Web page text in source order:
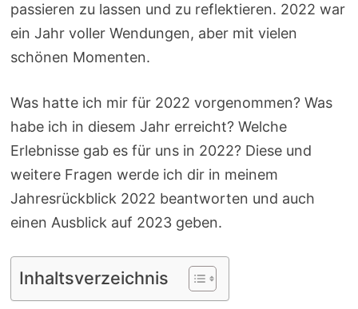
passieren zu lassen und zu reflektieren. 2022 war
ein Jahr voller Wendungen, aber mit vielen
schönen Momenten.
Was hatte ich mir für 2022 vorgenommen? Was
habe ich in diesem Jahr erreicht? Welche
Erlebnisse gab es für uns in 2022? Diese und
weitere Fragen werde ich dir in meinem
Jahresrückblick 2022 beantworten und auch
einen Ausblick auf 2023 geben.
Inhaltsverzeichnis